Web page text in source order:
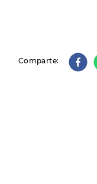
Comparte